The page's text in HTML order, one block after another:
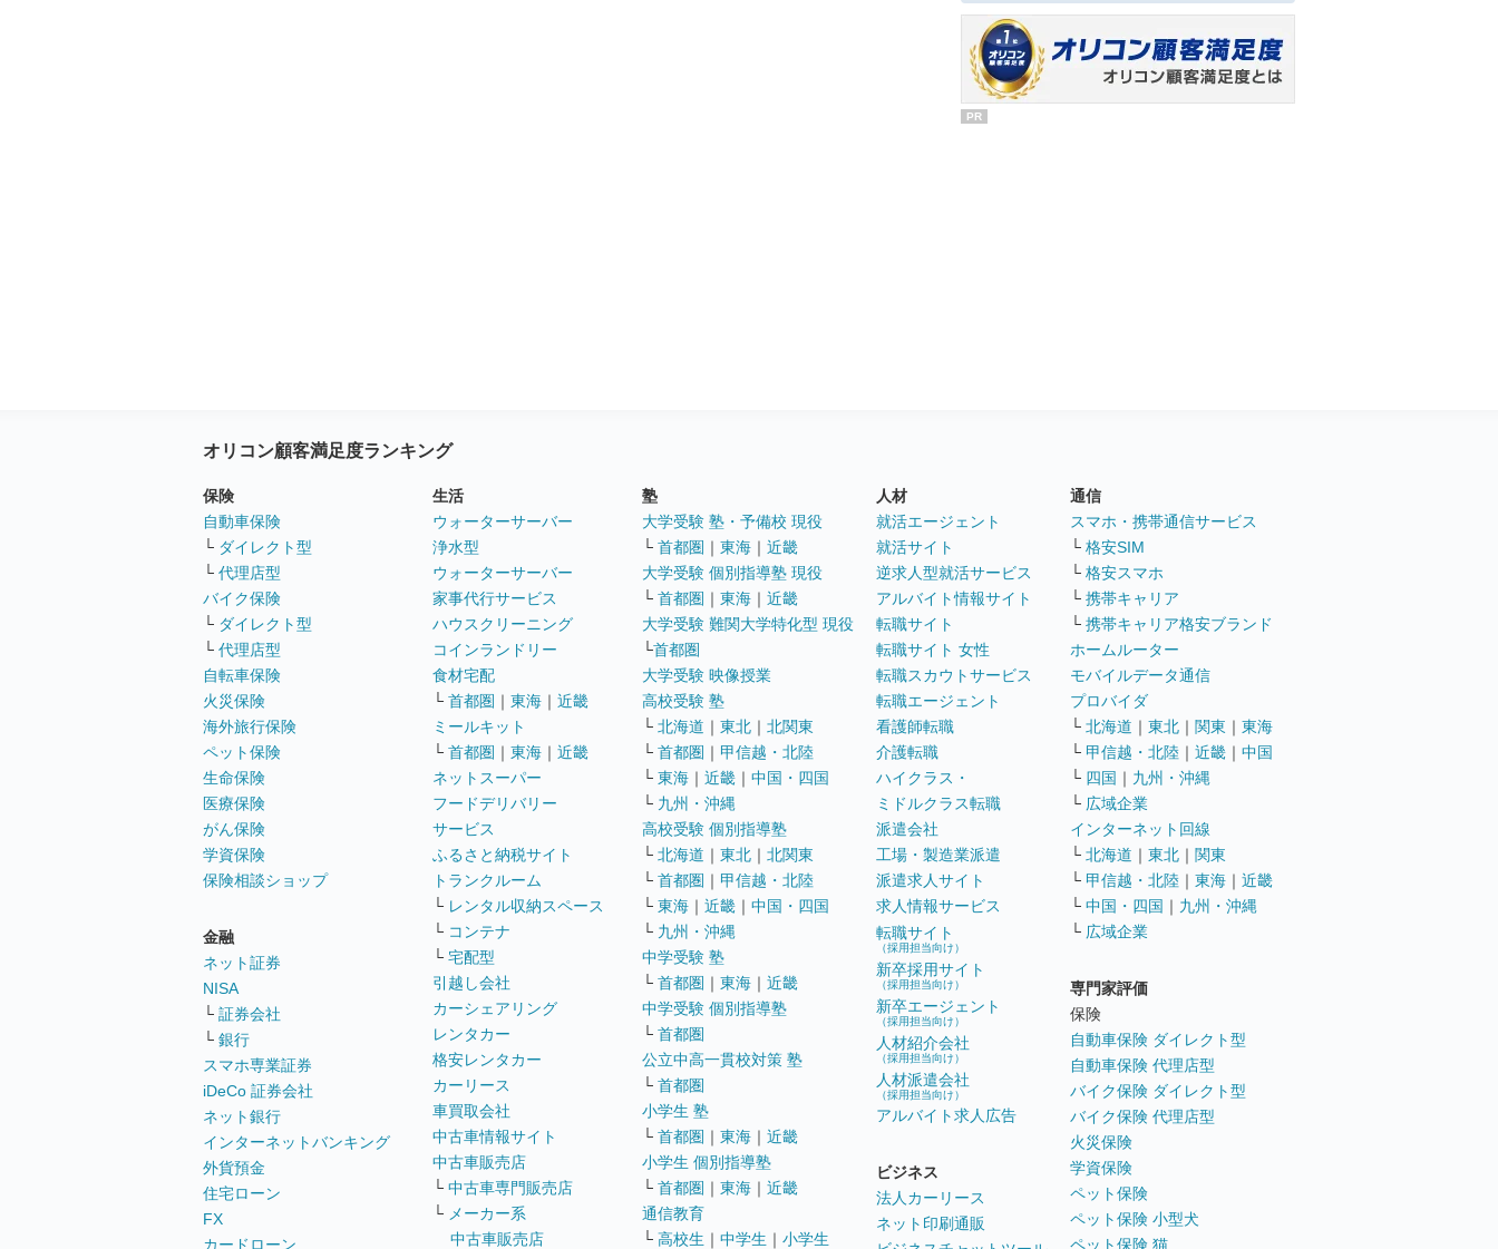
PR
オリコン顧客満足度ランキング
保険
自動車保険
└ ダイレクト型
└ 代理店型
バイク保険
└ ダイレクト型
└ 代理店型
自転車保険
火災保険
海外旅行保険
ペット保険
生命保険
医療保険
がん保険
学資保険
保険相談ショップ
金融
ネット証券
NISA
└ 証券会社
└ 銀行
スマホ専業証券
iDeCo 証券会社
ネット銀行
インターネットバンキング
外貨預金
住宅ローン
FX
カードローン
生活
ウォーターサーバー
浄水型
ウォーターサーバー
家事代行サービス
ハウスクリーニング
コインランドリー
食材宅配
└ 首都圏 ｜ 東海 ｜ 近畿
ミールキット
└ 首都圏 ｜ 東海 ｜ 近畿
ネットスーパー
フードデリバリー
サービス
ふるさと納税サイト
トランクルーム
└ レンタル収納スペース
└ コンテナ
└ 宅配型
引越し会社
カーシェアリング
レンタカー
格安レンタカー
カーリース
車買取会社
中古車情報サイト
中古車販売店
└ 中古車専門販売店
└ メーカー系
中古車販売店
塾
大学受験 塾・予備校 現役
└ 首都圏 ｜ 東海 ｜ 近畿
大学受験 個別指導塾 現役
└ 首都圏 ｜ 東海 ｜ 近畿
大学受験 難関大学特化型 現役
└首都圏
大学受験 映像授業
高校受験 塾
└ 北海道 ｜ 東北 ｜ 北関東
└ 首都圏 ｜ 甲信越・北陸
└ 東海 ｜ 近畿 ｜ 中国・四国
└ 九州・沖縄
高校受験 個別指導塾
└ 北海道 ｜ 東北 ｜ 北関東
└ 首都圏 ｜ 甲信越・北陸
└ 東海 ｜ 近畿 ｜ 中国・四国
└ 九州・沖縄
中学受験 塾
└ 首都圏 ｜ 東海 ｜ 近畿
中学受験 個別指導塾
└ 首都圏
公立中高一貫校対策 塾
└ 首都圏
小学生 塾
└ 首都圏 ｜ 東海 ｜ 近畿
小学生 個別指導塾
└ 首都圏 ｜ 東海 ｜ 近畿
通信教育
└ 高校生 ｜ 中学生 ｜ 小学生
人材
就活エージェント
就活サイト
逆求人型就活サービス
アルバイト情報サイト
転職サイト
転職サイト 女性
転職スカウトサービス
転職エージェント
看護師転職
介護転職
ハイクラス・
ミドルクラス転職
派遣会社
工場・製造業派遣
派遣求人サイト
求人情報サービス
転職サイト
（採用担当向け）
新卒採用サイト
（採用担当向け）
新卒エージェント
（採用担当向け）
人材紹介会社
（採用担当向け）
人材派遣会社
（採用担当向け）
アルバイト求人広告
ビジネス
法人カーリース
ネット印刷通販
通信
スマホ・携帯通信サービス
└ 格安SIM
└ 格安スマホ
└ 携帯キャリア
└ 携帯キャリア格安ブランド
ホームルーター
モバイルデータ通信
プロバイダ
└ 北海道 ｜ 東北 ｜ 関東 ｜ 東海
└ 甲信越・北陸 ｜ 近畿 ｜ 中国
└ 四国 ｜ 九州・沖縄
└ 広域企業
インターネット回線
└ 北海道 ｜ 東北 ｜ 関東
└ 甲信越・北陸 ｜ 東海 ｜ 近畿
└ 中国・四国 ｜ 九州・沖縄
└ 広域企業
専門家評価
保険
自動車保険 ダイレクト型
自動車保険 代理店型
バイク保険 ダイレクト型
バイク保険 代理店型
火災保険
学資保険
ペット保険
ペット保険 小型犬
ペット保険 猫